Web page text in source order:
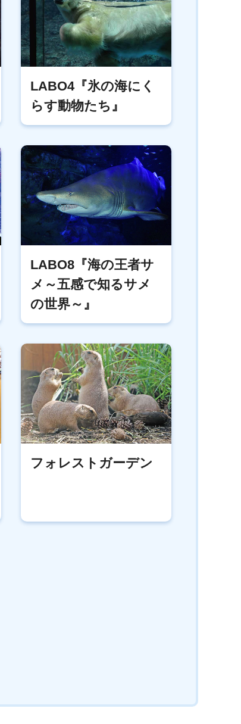
LABO4『氷の海にく
らす動物たち』
LABO8『海の王者サ
メ～五感で知るサメ
の世界～』
フォレストガーデン